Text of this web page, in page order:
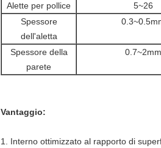
Alette per pollice
5~26
Spessore
dell'aletta
Spessore della
parete
0.7~2mm
Vantaggio:
1. Interno ottimizzato al rapporto di